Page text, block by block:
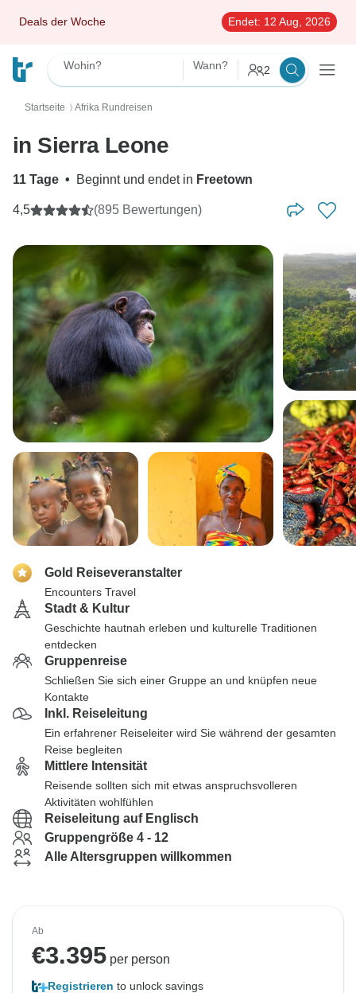
Deals der Woche Endet: 12 Aug, 2026
Wohin? Wann? 2
Startseite 〉 Afrika Rundreisen
in Sierra Leone
11 Tage • Beginnt und endet in Freetown
4,5 (895 Bewertungen)
Gold Reiseveranstalter
Encounters Travel
Stadt & Kultur
Geschichte hautnah erleben und kulturelle Traditionen
entdecken
Gruppenreise
Schließen Sie sich einer Gruppe an und knüpfen neue
Kontakte
Inkl. Reiseleitung
Ein erfahrener Reiseleiter wird Sie während der gesamten
Reise begleiten
Mittlere Intensität
Reisende sollten sich mit etwas anspruchsvolleren
Aktivitäten wohlfühlen
Reiseleitung auf Englisch
Gruppengröße 4 - 12
Alle Altersgruppen willkommen
Ab
€3.395 per person
Registrieren to unlock savings